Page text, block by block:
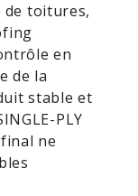
de toitures,
en
de la
stable et
PLY
ne